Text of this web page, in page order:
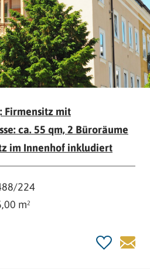
Firmensitz mit
ca. 55 qm, 2 Büroräume
im Innenhof inkludiert
224
m²